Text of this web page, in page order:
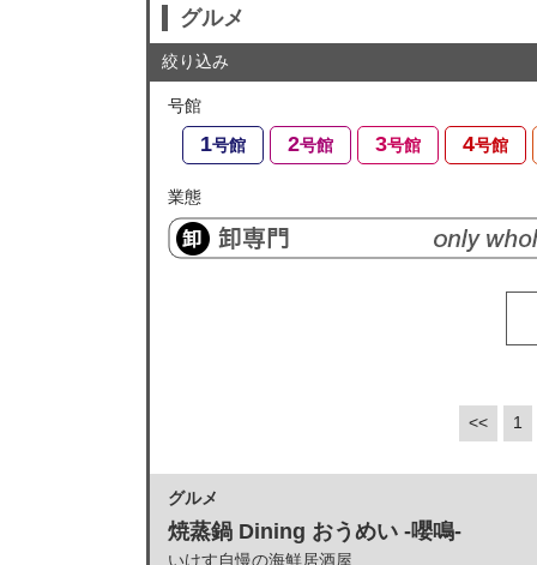
グルメ
絞り込み
号館
1号館 2号館 3号館 4号館
業態
<< 1
グルメ
焼蒸鍋 Dining おうめい -嚶鳴-
いけす自慢の海鮮居酒屋